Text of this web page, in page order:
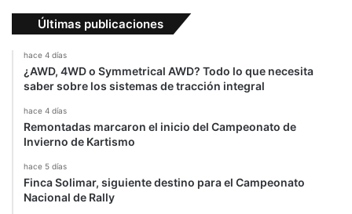
t
Últimas publicaciones
hace 4 días
¿AWD, 4WD o Symmetrical AWD? Todo lo que necesita
saber sobre los sistemas de tracción integral
hace 4 días
Remontadas marcaron el inicio del Campeonato de
Invierno de Kartismo
hace 5 días
Finca Solimar, siguiente destino para el Campeonato
Nacional de Rally